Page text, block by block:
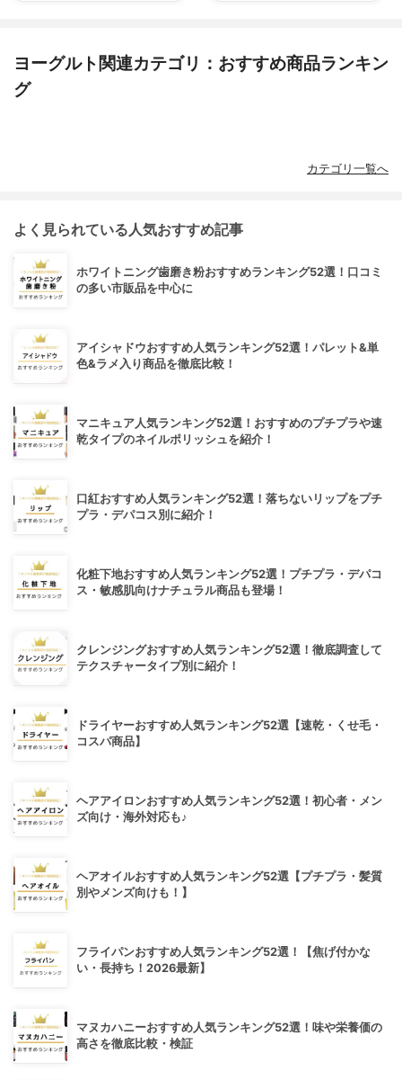
ヨーグルト関連カテゴリ：おすすめ商品ランキン
グ
カテゴリ一覧へ
よく見られている人気おすすめ記事
ホワイトニング歯磨き粉おすすめランキング52選！口コミ
の多い市販品を中心に
アイシャドウおすすめ人気ランキング52選！パレット&単
色&ラメ入り商品を徹底比較！
マニキュア人気ランキング52選！おすすめのプチプラや速
乾タイプのネイルポリッシュを紹介！
口紅おすすめ人気ランキング52選！落ちないリップをプチ
プラ・デパコス別に紹介！
化粧下地おすすめ人気ランキング52選！プチプラ・デパコ
ス・敏感肌向けナチュラル商品も登場！
クレンジングおすすめ人気ランキング52選！徹底調査して
テクスチャータイプ別に紹介！
ドライヤーおすすめ人気ランキング52選【速乾・くせ毛・
コスパ商品】
ヘアアイロンおすすめ人気ランキング52選！初心者・メン
ズ向け・海外対応も♪
ヘアオイルおすすめ人気ランキング52選【プチプラ・髪質
別やメンズ向けも！】
フライパンおすすめ人気ランキング52選！【焦げ付かな
い・長持ち！2026最新】
マヌカハニーおすすめ人気ランキング52選！味や栄養価の
高さを徹底比較・検証